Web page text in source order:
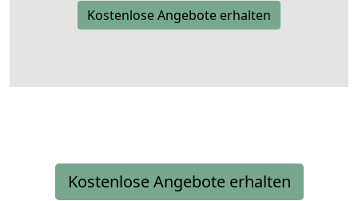
Kostenlose Angebote erhalten
Kostenlose Angebote erhalten